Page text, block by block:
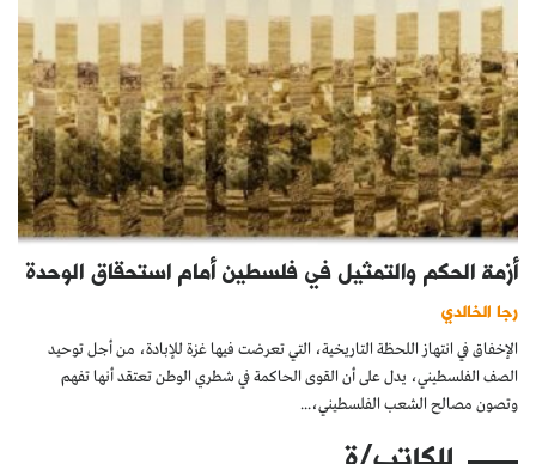
أزمة الحكم والتمثيل في فلسطين أمام استحقاق الوحدة
رجا الخالدي
الإخفاق في انتهاز اللحظة التاريخية، التي تعرضت فيها غزة للإبادة، من أجل توحيد
الصف الفلسطيني، يدل على أن القوى الحاكمة في شطري الوطن تعتقد أنها تفهم
وتصون مصالح الشعب الفلسطيني،...
للكاتب/ة